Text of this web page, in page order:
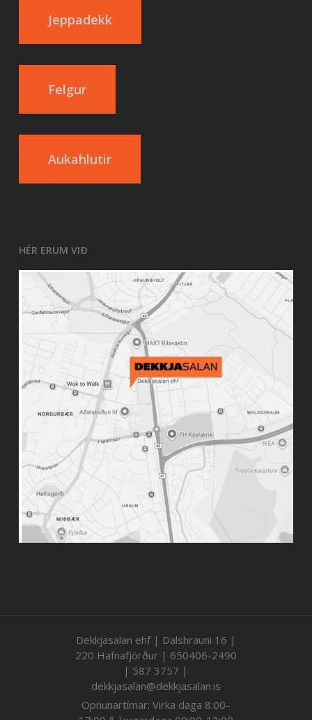
Jeppadekk
Felgur
Aukahlutir
HÉR ERUM VIÐ
Dekkjasalan ehf | Dalshrauni 16 |
220 Hafnafjörður | 650406-2490
| 587 3757 |
dekkjasalan@dekkjasalan.is
Opnunartímar: Virka daga 8:00-